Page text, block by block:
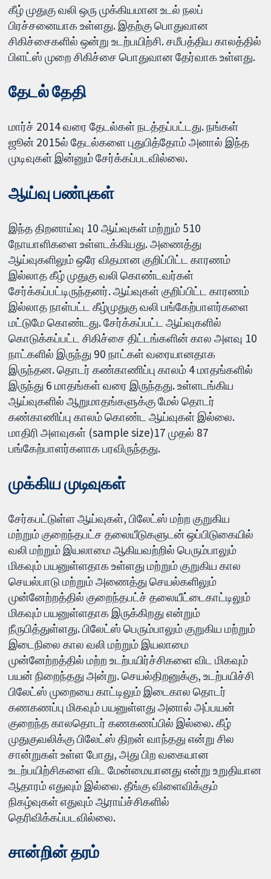
கீழ் முதுகு வலி ஒரு முக்கியமான உடல் நலப்
பிரச்சனையாக உள்ளது. இதற்கு பொதுவான
சிகிச்சைகளில் ஒன்று உடற்பயிற்சி. சமீபத்திய காலத்தில்
பிளட்ஸ் முறை சிகிச்சை பொதுவான தேர்வாக உள்ளது.
தேடல் தேதி
மார்ச் 2014 வரை தேடல்கள் நடத்தப்பட்டது. நங்கள்
ஜூன் 2015ல் தேடல்களை புதுபித்தோம் அனால் இந்த
முடிவுகள் இன்னும் சேர்க்கப்படவில்லை.
ஆய்வு பண்புகள்
இந்த திறனாய்வு 10 ஆய்வுகள் மற்றும் 510
நோயாளிகளை உள்ளடக்கியது. அணைத்து
ஆய்வுகளிலும் ஒரே விதமான குறிப்பிட்ட காரணம்
இல்லாத கீழ் முதுகு வலி கொண்டவர்கள்
சேர்க்கப்பட்டிருந்தனர். ஆய்வுகள் குறிப்பிட்ட காரணம்
இல்லாத நாள்பட்ட கீழ்முதுகு வலி பங்கேற்பாளர்களை
மட்டுமே கொண்டது. சேர்க்கப்பட்ட ஆய்வுகளில்
கொடுக்கப்பட்ட சிகிச்சை திட்டங்களின் கால அளவு 10
நாட்களில் இருந்து 90 நாட்கள் வரையானதாக
இருந்தன. தொடர் கண்காணிப்பு காலம் 4 மாதங்களில்
இருந்து 6 மாதங்கள் வரை இருந்தது. உள்ளடங்கிய
ஆய்வுகளில் ஆறுமாதங்களுக்கு மேல் தொடர்
கண்காணிப்பு காலம் கொண்ட ஆய்வுகள் இல்லை.
மாதிரி அளவுகள் (sample size)17 முதல் 87
பங்கேற்பாளர்களாக பரவிருந்தது.
முக்கிய முடிவுகள்
சேர்கபட்டுள்ள ஆய்வுகள், பிலேட்ஸ் மற்ற குறுகிய
மற்றும் குறைந்தபட்ச தலையீடுகளுடன் ஒப்பிடுகையில்
வலி மற்றும் இயலாமை ஆகியவற்றில் பெரும்பாலும்
மிகவும் பயனுள்ளதாக உள்ளது மற்றும் குறுகிய கால
செயல்பாடு மற்றும் அணைத்து செயல்களிலும்
முன்னேற்றத்தில் குறைந்தபட்ச் தலையீட்டைகாட்டிலும்
மிகவும் பயனுள்ளதாக இருக்கிறது என்றும்
நீருபித்துள்ளது. பிலேட்ஸ் பெரும்பாலும் குறுகிய மற்றும்
இடைநிலை கால வலி மற்றும் இயலாமை
முன்னேற்றத்தில் மற்ற உடற்பயிர்ச்சிகளை விட மிகவும்
பயன் நிறைந்தது அன்று. செயல்திறனுக்கு, உடற்பயிச்சி
பிலேட்ஸ் முறையை காட்டிலும் இடைகால தொடர்
கணகணப்பு மிகவும் பயனுள்ளது அனால் அப்பயன்
குறைந்த காலதொடர் கணகணப்பில் இல்லை. கீழ்
முதுகுவலிக்கு பிலேட்ஸ் திறன் வாந்தது என்று சில
சான்றுகள் உள்ள போது, அது பிற வகையான
உடற்பயிற்சிகளை விட மேன்மையானது என்று உறுதியான
ஆதாரம் எதுவும் இல்லை. தீங்கு விளைவிக்கும்
நிகழ்வுகள் எதுவும் ஆராய்ச்சிகளில்
தெரிவிக்கப்படவில்லை.
சான்றின் தரம்